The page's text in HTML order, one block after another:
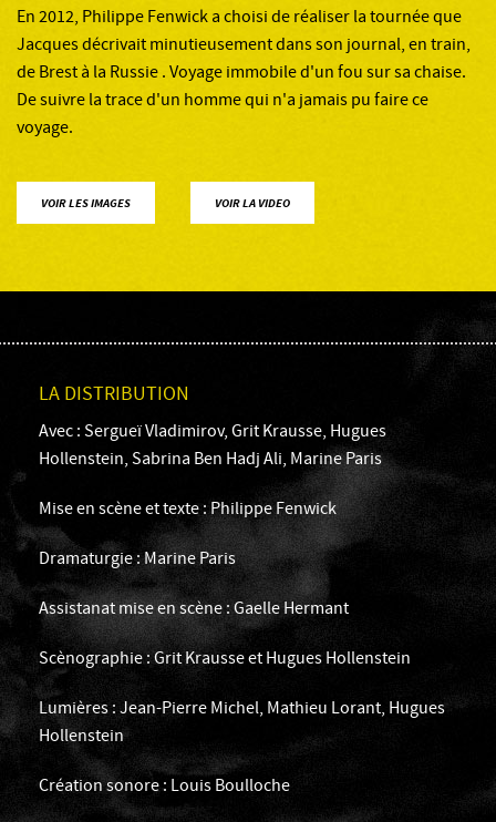
En 2012, Philippe Fenwick a choisi de réaliser la tournée que
Jacques décrivait minutieusement dans son journal, en train,
de Brest à la Russie . Voyage immobile d'un fou sur sa chaise.
De suivre la trace d'un homme qui n'a jamais pu faire ce
voyage.
VOIR LES IMAGES VOIR LA VIDEO
LA DISTRIBUTION
Avec : Sergueï Vladimirov, Grit Krausse, Hugues
Hollenstein, Sabrina Ben Hadj Ali, Marine Paris
Mise en scène et texte : Philippe Fenwick
Dramaturgie : Marine Paris
Assistanat mise en scène : Gaelle Hermant
Scènographie : Grit Krausse et Hugues Hollenstein
Lumières : Jean-Pierre Michel, Mathieu Lorant, Hugues
Hollenstein
Création sonore : Louis Boulloche